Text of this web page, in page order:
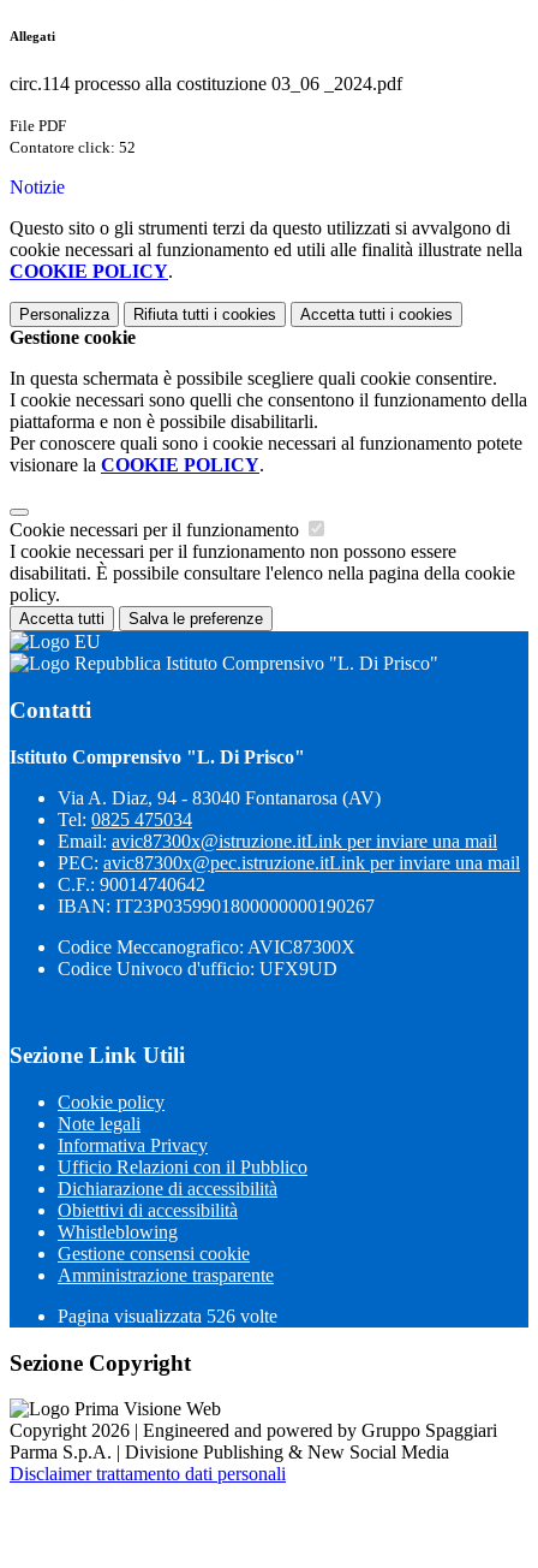
Allegati
circ.114 processo alla costituzione 03_06 _2024.pdf
File PDF
Contatore click: 52
Notizie
Questo sito o gli strumenti terzi da questo utilizzati si avvalgono di
cookie necessari al funzionamento ed utili alle finalità illustrate nella
COOKIE POLICY.
Personalizza Rifiuta tutti i cookies Accetta tutti i cookies
Gestione cookie
In questa schermata è possibile scegliere quali cookie consentire.
I cookie necessari sono quelli che consentono il funzionamento della
piattaforma e non è possibile disabilitarli.
Per conoscere quali sono i cookie necessari al funzionamento potete
visionare la COOKIE POLICY.
Cookie necessari per il funzionamento
I cookie necessari per il funzionamento non possono essere
disabilitati. È possibile consultare l'elenco nella pagina della cookie
policy.
Accetta tutti Salva le preferenze
Istituto Comprensivo "L. Di Prisco"
Contatti
Istituto Comprensivo "L. Di Prisco"
Via A. Diaz, 94 - 83040 Fontanarosa (AV)
Tel: 0825 475034
Email: avic87300x@istruzione.itLink per inviare una mail
PEC: avic87300x@pec.istruzione.itLink per inviare una mail
C.F.: 90014740642
IBAN: IT23P0359901800000000190267
Codice Meccanografico: AVIC87300X
Codice Univoco d'ufficio: UFX9UD
Sezione Link Utili
Cookie policy
Note legali
Informativa Privacy
Ufficio Relazioni con il Pubblico
Dichiarazione di accessibilità
Obiettivi di accessibilità
Whistleblowing
Gestione consensi cookie
Amministrazione trasparente
Pagina visualizzata 526 volte
Sezione Copyright
Copyright 2026 | Engineered and powered by Gruppo Spaggiari
Parma S.p.A. | Divisione Publishing & New Social Media
Disclaimer trattamento dati personali